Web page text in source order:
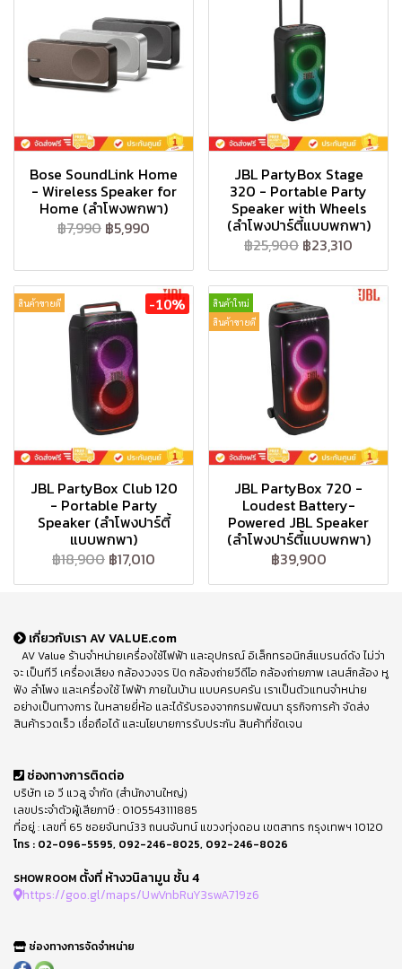
Bose SoundLink Home
- Wireless Speaker for
Home (ลำโพงพกพา)
฿7,990 ฿5,990
JBL PartyBox Stage
320 - Portable Party
Speaker with Wheels
(ลำโพงปาร์ตี้แบบพกพา)
฿25,900 ฿23,310
สินค้าขายดี -10%
JBL PartyBox Club 120
- Portable Party
Speaker (ลำโพงปาร์ตี้
แบบพกพา)
฿18,900 ฿17,010
สินค้าใหม่
สินค้าขายดี
JBL PartyBox 720 -
Loudest Battery-
Powered JBL Speaker
(ลำโพงปาร์ตี้แบบพกพา)
฿39,900
เกี่ยวกับเรา AV VALUE.com
AV Value ร้านจำหน่ายเครื่องใช้ไฟฟ้า และอุปกรณ์ อิเล็กทรอนิกส์แบรนด์ดัง ไม่ว่า
จะ เป็นทีวี เครื่องเสียง กล้องวงจร ปิด กล้องถ่ายวีดีโอ กล้องถ่ายภาพ เลนส์กล้อง หู
ฟัง ลำโพง และเครื่องใช้ ไฟฟ้า ภายในบ้าน แบบครบครัน เราเป็นตัวแทนจำหน่าย
อย่างเป็นทางการ ในหลายยี่ห้อ และได้รับรองจากกรมพัฒนา ธุรกิจการค้า จัดส่ง
สินค้ารวดเร็ว เชื่อถือได้ และนโยบายการรับประกัน สินค้าที่ชัดเจน
ช่องทางการติดต่อ
บริษัท เอ วี แวลู จำกัด (สำนักงานใหญ่)
เลขประจำตัวผู้เสียภาษี : 0105543111885
ที่อยู่ : เลขที่ 65 ซอยจันทน์33 ถนนจันทน์ แขวงทุ่งดอน เขตสาทร กรุงเทพฯ 10120
โทร : 02-096-5595, 092-246-8025, 092-246-8026
SHOWROOM ตั้งที่ ห้างวนิลามูน ชั้น 4
https://goo.gl/maps/UwVnbRuY3swA719z6
ช่องทางการจัดจำหน่าย